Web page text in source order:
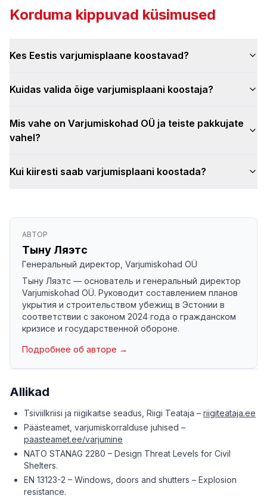
Korduma kippuvad küsimused
Kes Eestis varjumisplaane koostavad?
Kuidas valida õige varjumisplaani koostaja?
Mis vahe on Varjumiskohad OÜ ja teiste pakkujate
vahel?
Kui kiiresti saab varjumisplaani koostada?
АВТОР
Тыну Ляэтс
Генеральный директор, Varjumiskohad OÜ
Тыну Ляэтс — основатель и генеральный директор
Varjumiskohad OÜ. Руководит составлением планов
укрытия и строительством убежищ в Эстонии в
соответствии с законом 2024 года о гражданском
кризисе и государственной обороне.
Подробнее об авторе →
Allikad
Tsiviilkriisi ja riigikaitse seadus, Riigi Teataja – riigiteataja.ee
Päästeamet, varjumiskorralduse juhised –
paasteamet.ee/varjumine
NATO STANAG 2280 – Design Threat Levels for Civil
Shelters.
EN 13123-2 – Windows, doors and shutters – Explosion
resistance.